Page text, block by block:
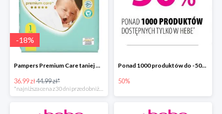
-18%
Pampers Premium Care taniej w hebe.pl
36.99 zł44.99 zł*
*najniższa cena z 30 dni przed obniżką
Ponad 1000 produktów do -50% taniej
50%